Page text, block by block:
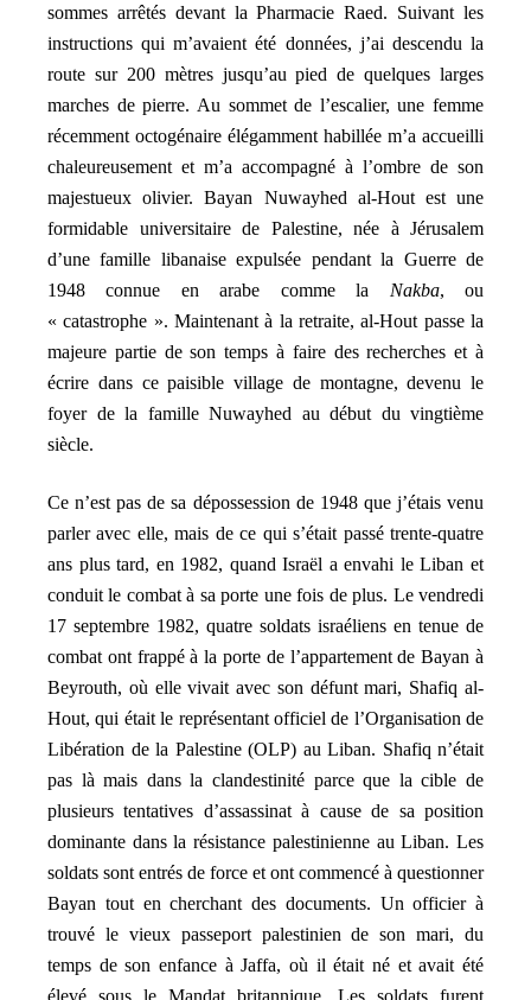
sommes arrêtés devant la Pharmacie Raed. Suivant les
instructions qui m’avaient été données, j’ai descendu la
route sur 200 mètres jusqu’au pied de quelques larges
marches de pierre. Au sommet de l’escalier, une femme
récemment octogénaire élégamment habillée m’a accueilli
chaleureusement et m’a accompagné à l’ombre de son
majestueux olivier. Bayan Nuwayhed al-Hout est une
formidable universitaire de Palestine, née à Jérusalem
d’une famille libanaise expulsée pendant la Guerre de
1948 connue en arabe comme la Nakba, ou
« catastrophe ». Maintenant à la retraite, al-Hout passe la
majeure partie de son temps à faire des recherches et à
écrire dans ce paisible village de montagne, devenu le
foyer de la famille Nuwayhed au début du vingtième
siècle.
Ce n’est pas de sa dépossession de 1948 que j’étais venu
parler avec elle, mais de ce qui s’était passé trente-quatre
ans plus tard, en 1982, quand Israël a envahi le Liban et
conduit le combat à sa porte une fois de plus. Le vendredi
17 septembre 1982, quatre soldats israéliens en tenue de
combat ont frappé à la porte de l’appartement de Bayan à
Beyrouth, où elle vivait avec son défunt mari, Shafiq al-
Hout, qui était le représentant officiel de l’Organisation de
Libération de la Palestine (OLP) au Liban. Shafiq n’était
pas là mais dans la clandestinité parce que la cible de
plusieurs tentatives d’assassinat à cause de sa position
dominante dans la résistance palestinienne au Liban. Les
soldats sont entrés de force et ont commencé à questionner
Bayan tout en cherchant des documents. Un officier à
trouvé le vieux passeport palestinien de son mari, du
temps de son enfance à Jaffa, où il était né et avait été